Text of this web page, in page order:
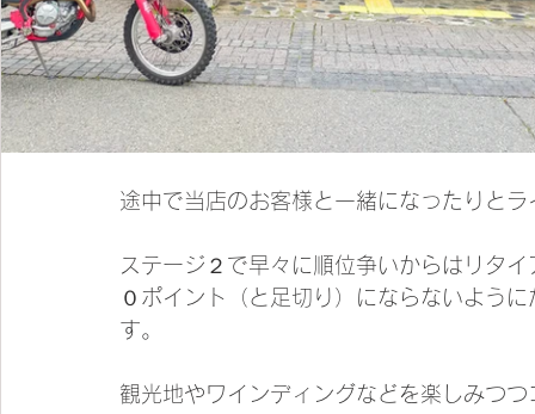
途中で当店のお客様と一緒になったりと
ステージ２で早々に順位争いからはリタ
０ポイント（と足切り）にならないよう
す。
観光地やワインディングなどを楽しみつ